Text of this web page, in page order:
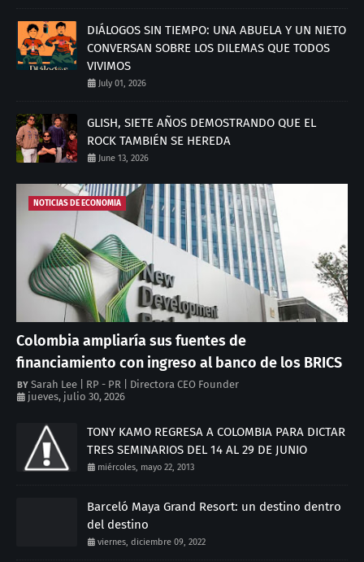
DIÁLOGOS SIN TIEMPO: UNA ABUELA Y UN NIETO
CONVERSAN SOBRE LOS DILEMAS QUE TODOS
VIVIMOS
July 01, 2026
GLISH, SIETE AÑOS DEMOSTRANDO QUE EL
ROCK TAMBIÉN SE HEREDA
June 13, 2026
NOTICIAS DE ECONOMIA
Colombia ampliaría sus fuentes de
financiamiento con ingreso al banco de los BRICS
Sarah Lee | RP - PR | Directora CEO Founder
jueves, julio 30, 2026
TONY KAMO REGRESA A COLOMBIA PARA DICTAR
TRES SEMINARIOS DEL 14 AL 29 DE JUNIO
miércoles, mayo 22, 2013
Barceló Maya Grand Resort: un destino dentro
del destino
viernes, diciembre 09, 2022